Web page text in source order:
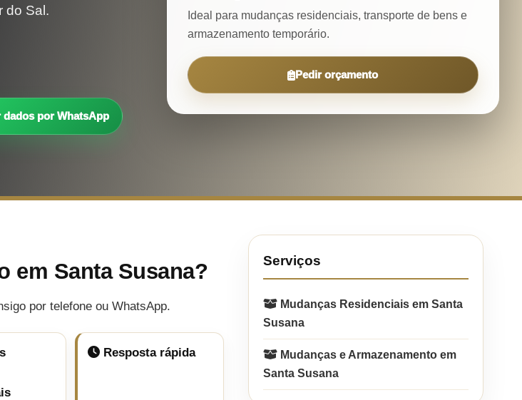
do Sal.
dados por WhatsApp
Ideal para mudanças residenciais, transporte de bens e
armazenamento temporário.
Pedir orçamento
em Santa Susana?
por telefone ou WhatsApp.
Resposta rápida
Serviços
Mudanças Residenciais em Santa
Susana
Mudanças e Armazenamento em
Santa Susana